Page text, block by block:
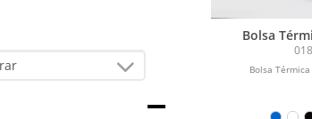
Bolsa
Bolsa